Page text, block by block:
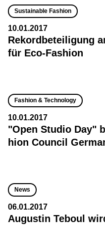
Sustainable Fashion
10.01.2017
Rekordbeteiligung
für Eco-Fashion
Fashion & Technology
10.01.2017
"Open Studio Day"
hion Council
News
06.01.2017
Augustin Teboul